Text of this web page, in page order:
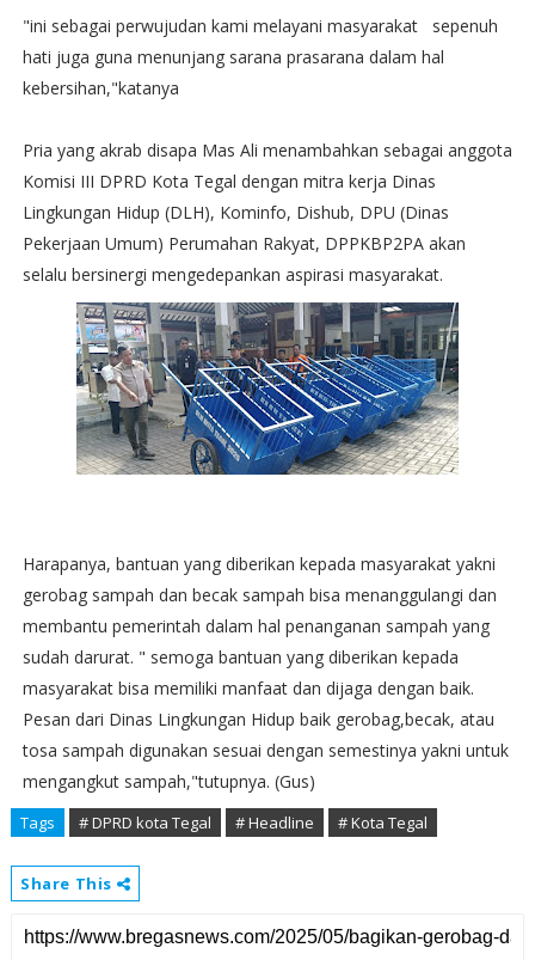
"ini sebagai perwujudan kami melayani masyarakat sepenuh
hati juga guna menunjang sarana prasarana dalam hal
kebersihan,"katanya
Pria yang akrab disapa Mas Ali menambahkan sebagai anggota
Komisi III DPRD Kota Tegal dengan mitra kerja Dinas
Lingkungan Hidup (DLH), Kominfo, Dishub, DPU (Dinas
Pekerjaan Umum) Perumahan Rakyat, DPPKBP2PA akan
selalu bersinergi mengedepankan aspirasi masyarakat.
Harapanya, bantuan yang diberikan kepada masyarakat yakni
gerobag sampah dan becak sampah bisa menanggulangi dan
membantu pemerintah dalam hal penanganan sampah yang
sudah darurat. " semoga bantuan yang diberikan kepada
masyarakat bisa memiliki manfaat dan dijaga dengan baik.
Pesan dari Dinas Lingkungan Hidup baik gerobag,becak, atau
tosa sampah digunakan sesuai dengan semestinya yakni untuk
mengangkut sampah,"tutupnya. (Gus)
Tags # DPRD kota Tegal # Headline # Kota Tegal
Share This